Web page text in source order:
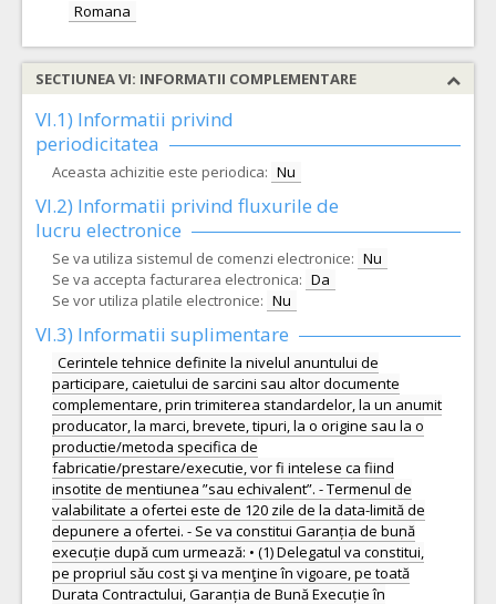
Romana
SECTIUNEA VI: INFORMATII COMPLEMENTARE
VI.1) Informatii privind
periodicitatea
Aceasta achizitie este periodica: Nu
VI.2) Informatii privind fluxurile de
lucru electronice
Se va utiliza sistemul de comenzi electronice: Nu
Se va accepta facturarea electronica: Da
Se vor utiliza platile electronice: Nu
VI.3) Informatii suplimentare
Cerintele tehnice definite la nivelul anuntului de
participare, caietului de sarcini sau altor documente
complementare, prin trimiterea standardelor, la un anumit
producator, la marci, brevete, tipuri, la o origine sau la o
productie/metoda specifica de
fabricatie/prestare/executie, vor fi intelese ca fiind
insotite de mentiunea ”sau echivalent”. - Termenul de
valabilitate a ofertei este de 120 zile de la data-limită de
depunere a ofertei. - Se va constitui Garanția de bună
execuție după cum urmează: • (1) Delegatul va constitui,
pe propriul său cost şi va menţine în vigoare, pe toată
Durata Contractului, Garanția de Bună Execuție în